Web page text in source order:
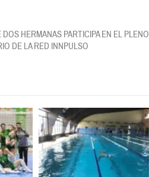
HERMANAS PARTICIPA EN EL PLENO
DE LA RED INNPULSO